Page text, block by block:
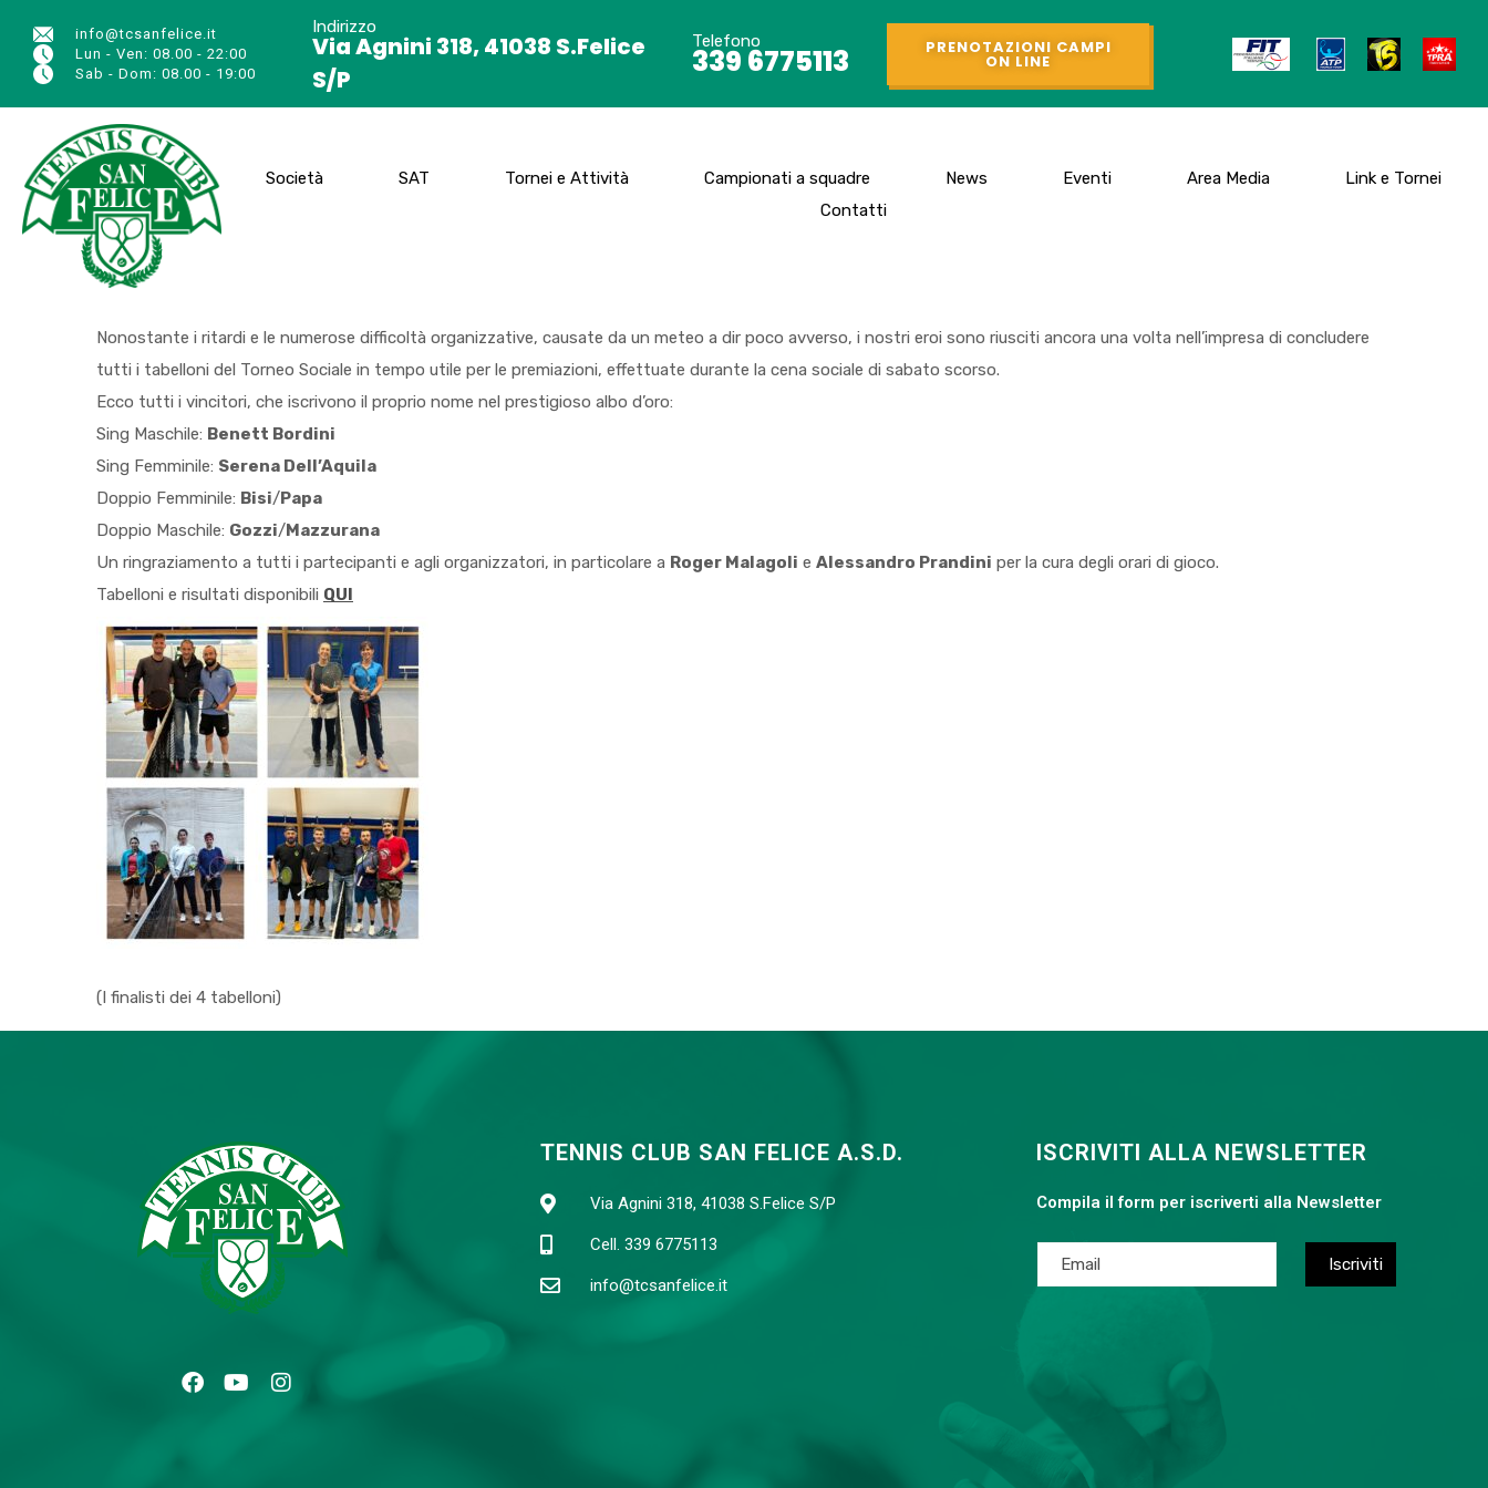
info@tcsanfelice.it
Lun - Ven: 08.00 - 22:00
Sab - Dom: 08.00 - 19:00
Indirizzo
Via Agnini 318, 41038 S.Felice
S/P
Telefono
339 6775113 PRENOTAZIONI CAMPI
ON LINE
Società SAT Tornei e Attività Campionati a squadre News Eventi Area Media
Link e Tornei
Contatti
Nonostante i ritardi e le numerose difficoltà organizzative, causate da un meteo a dir poco avverso, i nostri eroi sono riusciti ancora una volta nell’impresa di concludere
tutti i tabelloni del Torneo Sociale in tempo utile per le premiazioni, effettuate durante la cena sociale di sabato scorso.
Ecco tutti i vincitori, che iscrivono il proprio nome nel prestigioso albo d’oro:
Sing Maschile: Benett Bordini
Sing Femminile: Serena Dell’Aquila
Doppio Femminile: Bisi/Papa
Doppio Maschile: Gozzi/Mazzurana
Un ringraziamento a tutti i partecipanti e agli organizzatori, in particolare a Roger Malagoli e Alessandro Prandini per la cura degli orari di gioco.
Tabelloni e risultati disponibili QUI
(I finalisti dei 4 tabelloni)
TENNIS CLUB SAN FELICE A.S.D.
Via Agnini 318, 41038 S.Felice S/P
Cell. 339 6775113
info@tcsanfelice.it
ISCRIVITI ALLA NEWSLETTER
Compila il form per iscriverti alla Newsletter